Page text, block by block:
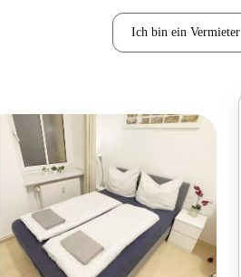
Ich bin ein Vermieter